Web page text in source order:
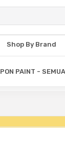
Shop By Brand
PAINT -